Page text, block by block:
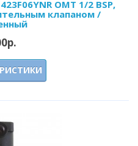
OMT 1/2 BSP,
клапаном /